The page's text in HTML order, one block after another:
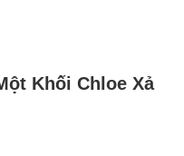
Khối Chloe Xả